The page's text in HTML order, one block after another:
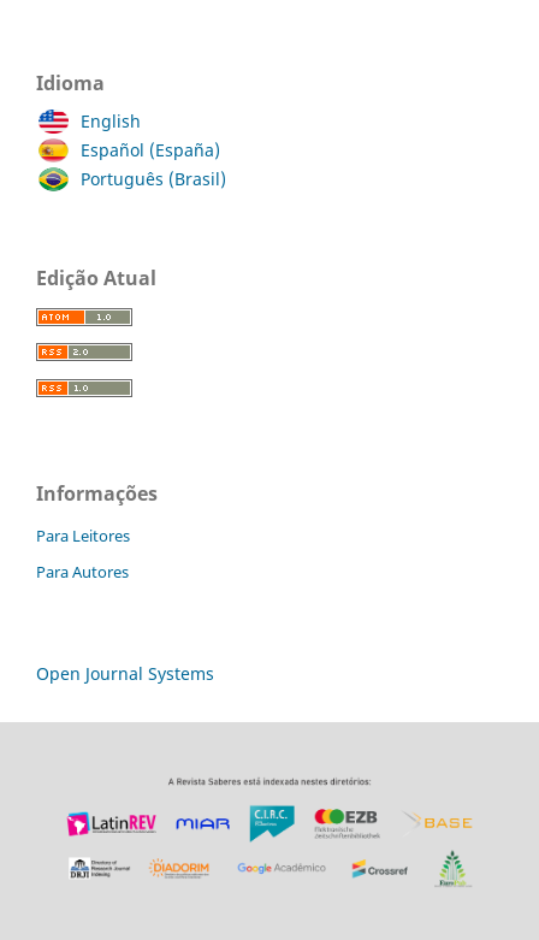
Idioma
English
Español (España)
Português (Brasil)
Edição Atual
Informações
Para Leitores
Para Autores
Open Journal Systems